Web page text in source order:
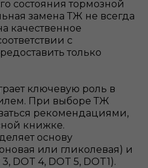
состояния тормозной
замена ТЖ не всегда
качественное
с
только
ключевую роль в
При выборе ТЖ
рекомендациями,
книжке.
основу
или гликолевая) и
DOT 4, DOT 5, DOT1).